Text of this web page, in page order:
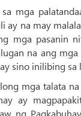
mga
ay na may
mga pasanin
na ang
sino inilibing sa
mga talata
ay